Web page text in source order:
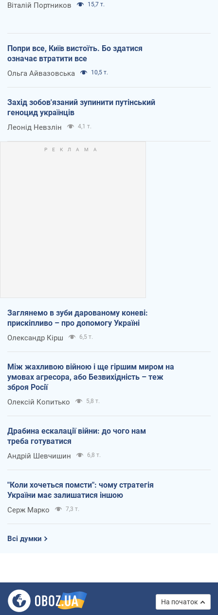
Віталій Портников 15,7 т.
Попри все, Київ вистоїть. Бо здатися
означає втратити все
Ольга Айвазовська 10,5 т.
Захід зобов'язаний зупинити путінський
геноцид українців
Леонід Невзлін 4,1 т.
Заглянемо в зуби дарованому коневі:
прискіпливо – про допомогу Україні
Олександр Кірш 6,5 т.
Між жахливою війною і ще гіршим миром на
умовах агресора, або Безвихідність – теж
зброя Росії
Олексій Копитько 5,8 т.
Драбина ескалації війни: до чого нам
треба готуватися
Андрій Шевчишин 6,8 т.
"Коли хочеться помсти": чому стратегія
України має залишатися іншою
Серж Марко 7,3 т.
Всі думки
На початок